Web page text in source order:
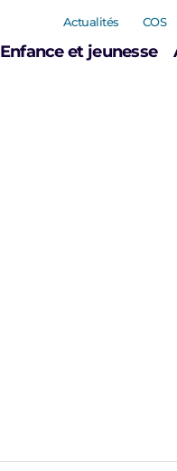
Enfance et jeunesse
Actualités COS